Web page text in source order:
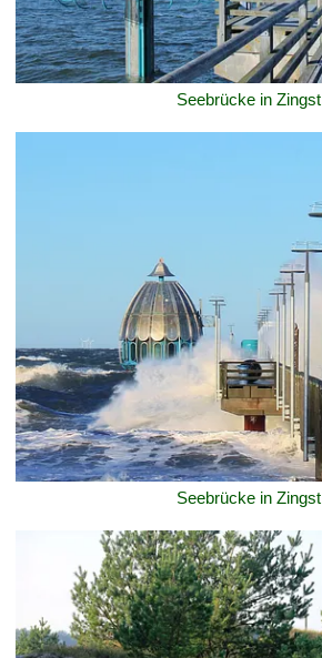
Seebrücke in Zingst
Seebrücke in Zingst